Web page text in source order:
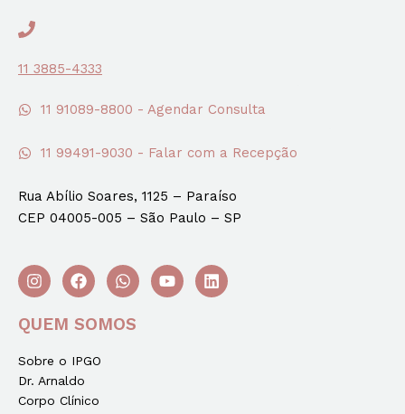
11 3885-4333
11 91089-8800 - Agendar Consulta
11 99491-9030 - Falar com a Recepção
Rua Abílio Soares, 1125 – Paraíso
CEP 04005-005 – São Paulo – SP
QUEM SOMOS
Sobre o IPGO
Dr. Arnaldo
Corpo Clínico